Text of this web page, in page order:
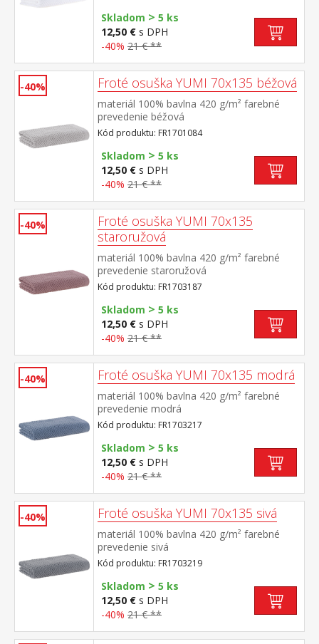
Skladom > 5 ks
12,50 € s DPH
-40% 21 € **
-40% Froté osuška YUMI 70x135 béžová
materiál 100% bavlna 420 g/m² farebné
prevedenie béžová
Kód produktu: FR1701084
Skladom > 5 ks
12,50 € s DPH
-40% 21 € **
-40%
Froté osuška YUMI 70x135
staroružová
materiál 100% bavlna 420 g/m² farebné
prevedenie staroružová
Kód produktu: FR1703187
Skladom > 5 ks
12,50 € s DPH
-40% 21 € **
-40% Froté osuška YUMI 70x135 modrá
materiál 100% bavlna 420 g/m² farebné
prevedenie modrá
Kód produktu: FR1703217
Skladom > 5 ks
12,50 € s DPH
-40% 21 € **
-40% Froté osuška YUMI 70x135 sivá
materiál 100% bavlna 420 g/m² farebné
prevedenie sivá
Kód produktu: FR1703219
Skladom > 5 ks
12,50 € s DPH
-40% 21 € **